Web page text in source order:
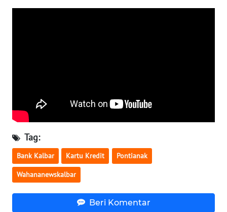
Tag:
Bank Kalbar Kartu Kredit Pontianak
Wahananewskalbar
Beri Komentar
WN
WN
WN
KALBAR
WN